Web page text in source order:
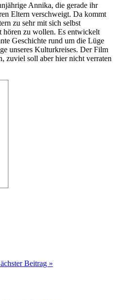
Annika, die gerade ihr
Eltern verschweigt. Da kommt
zu sehr mit sich selbst
hören zu wollen. Es entwickelt
Geschichte rund um die Lüge
unseres Kulturkreises. Der Film
zuviel soll aber hier nicht verraten
Beitrag »